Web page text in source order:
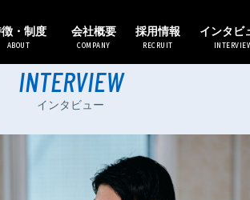
・制度
ABOUT
会社概要
COMPANY
採用情報
RECRUIT
インタビ
INTERVIEW
インタビュー